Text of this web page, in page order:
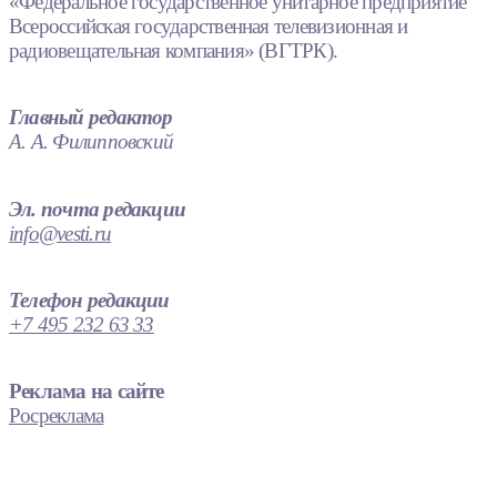
Всероссийская государственная телевизионная и
радиовещательная компания» (ВГТРК).
Главный редактор
А. А. Филипповский
Эл. почта редакции
info@vesti.ru
Телефон редакции
+7 495 232 63 33
Реклама на сайте
Росреклама